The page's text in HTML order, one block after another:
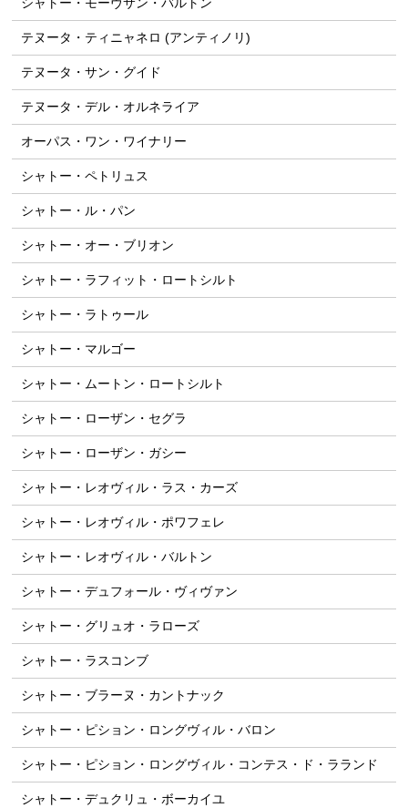
シャトー・モーヴサン・バルトン
テヌータ・ティニャネロ (アンティノリ)
テヌータ・サン・グイド
テヌータ・デル・オルネライア
オーパス・ワン・ワイナリー
シャトー・ペトリュス
シャトー・ル・パン
シャトー・オー・ブリオン
シャトー・ラフィット・ロートシルト
シャトー・ラトゥール
シャトー・マルゴー
シャトー・ムートン・ロートシルト
シャトー・ローザン・セグラ
シャトー・ローザン・ガシー
シャトー・レオヴィル・ラス・カーズ
シャトー・レオヴィル・ポワフェレ
シャトー・レオヴィル・バルトン
シャトー・デュフォール・ヴィヴァン
シャトー・グリュオ・ラローズ
シャトー・ラスコンブ
シャトー・ブラーヌ・カントナック
シャトー・ピション・ロングヴィル・バロン
シャトー・ピション・ロングヴィル・コンテス・ド・ラランド
シャトー・デュクリュ・ボーカイユ